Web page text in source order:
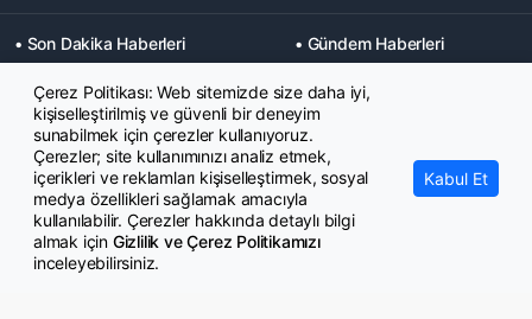
• Son Dakika Haberleri
• Gündem Haberleri
• Memurlar Haberleri
• KPSS Haberleri
• Ekonomi Haberleri
• Eğitim Haberleri
• Yaşam Haberleri
• Maaş Verileri Haberleri
• Mahkeme Kararları
Haberleri
Çerez Politikası: Web sitemizde size daha iyi,
kişiselleştirilmiş ve güvenli bir deneyim
sunabilmek için çerezler kullanıyoruz.
Çerezler; site kullanımınızı analiz etmek,
içerikleri ve reklamları kişiselleştirmek, sosyal
medya özellikleri sağlamak amacıyla
kullanılabilir. Çerezler hakkında detaylı bilgi
almak için Gizlilik ve Çerez Politikamızı
inceleyebilirsiniz.
Kabul Et